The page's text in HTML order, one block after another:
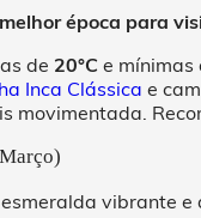
melhor época para
de 20°C e
Inca Clássica e
movimentada.
vibrante